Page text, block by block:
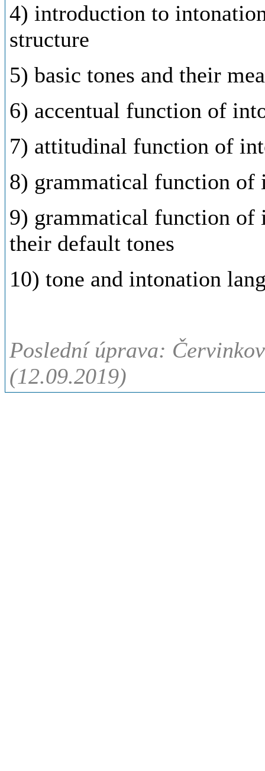
4) introduction to
structure
5) basic tones and their
6) accentual function of
7) attitudinal function of
8) grammatical function of
9) grammatical function of
their default tones
10) tone and intonation
Poslední úprava:
(12.09.2019)